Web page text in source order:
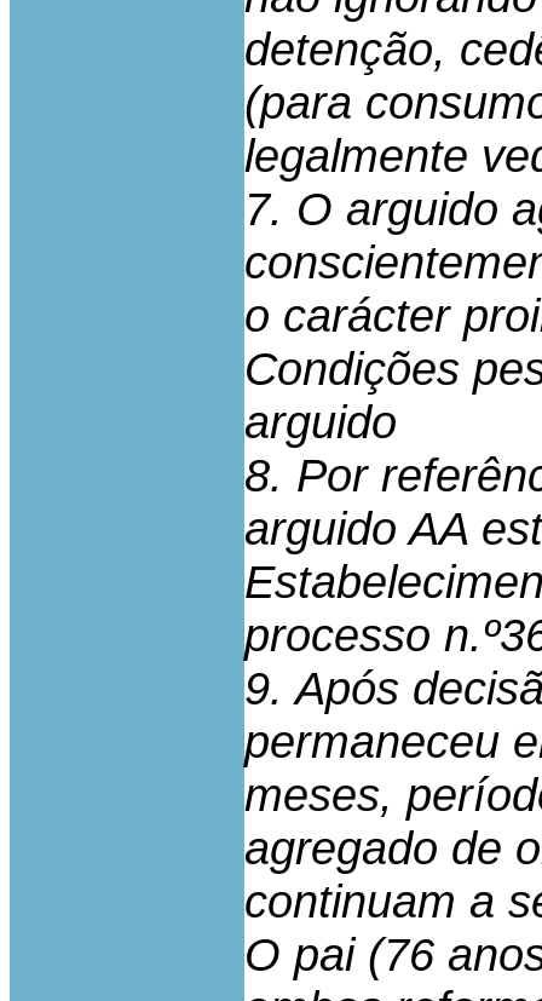
detenção,
(para
legalmente
7. O arguido
o carácter
Condições
arguido
8. Por
arguido AA
processo
9. Após
permaneceu
meses,
agregado de
continuam a
O pai (76